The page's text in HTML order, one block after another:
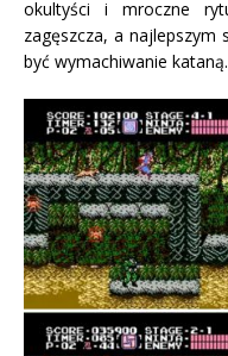
okultyści i mroczne
zagęszcza, a najlepszym
być wymachiwanie kataną.